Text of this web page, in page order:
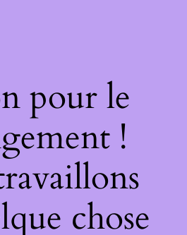
pour le
!
chose